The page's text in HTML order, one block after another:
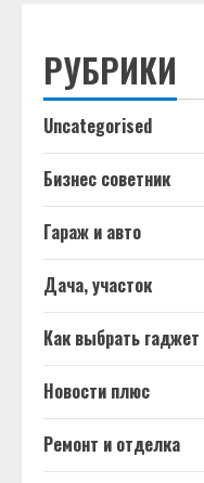
РУБРИКИ
Uncategorised
Бизнес советник
Гараж и авто
Дача, участок
Как выбрать гаджет
Новости плюс
Ремонт и отделка